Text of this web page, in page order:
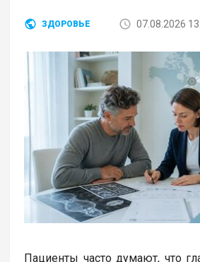
ЗДОРОВЬЕ 07.08.2026
Пациенты часто думают, что